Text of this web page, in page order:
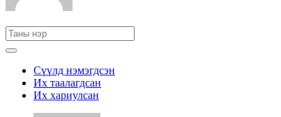
Сүүлд нэмэгдсэн
Их таалагдсан
Их хариулсан